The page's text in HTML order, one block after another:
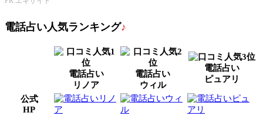
電話占い人気ランキング♪
電話占い
リノア
電話占い
ウィル
電話占い
ピュアリ
公式
HP